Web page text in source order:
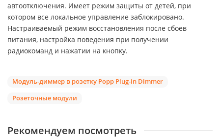
автоотключения. Имеет режим защиты от детей, при
котором все локальное управление заблокировано.
Настраиваемый режим восстановления после сбоев
питания, настройка поведения при получении
радиокоманд и нажатии на кнопку.
Модуль-диммер в розетку Popp Plug-in Dimmer
Розеточные модули
Рекомендуем посмотреть